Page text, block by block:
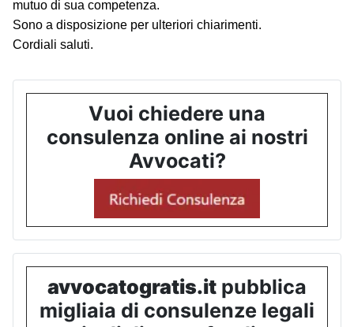
mutuo di sua competenza.
Sono a disposizione per ulteriori chiarimenti.
Cordiali saluti.
Vuoi chiedere una
consulenza online ai nostri
Avvocati?
avvocatogratis.it pubblica
migliaia di consulenze legali